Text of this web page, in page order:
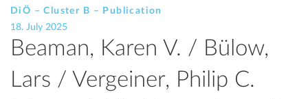
DiÖ – Cluster B – Publication
18. July 2025
Beaman, Karen V. / Bülow,
Lars / Vergeiner, Philip C.